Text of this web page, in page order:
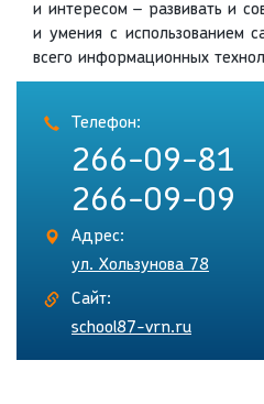
и интересом – развивать и
и умения с использованием
всего информационных
Телефон:
266-09-81
266-09-09
Адрес:
ул. Хользунова 78
Сайт:
school87-vrn.ru